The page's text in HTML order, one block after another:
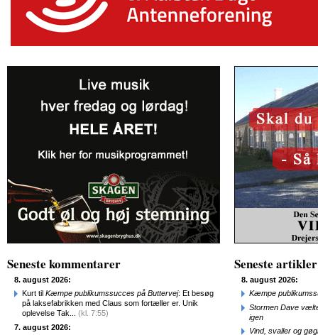
Seneste kommentarer
8. august 2026:
Kurt til Kæmpe publikumssucces på Buttervej: Et besøg
på laksefabrikken med Claus som fortæller er. Unik
oplevelse Tak... (kl. 7:55)
7. august 2026:
Seneste artikler
8. august 2026:
Kæmpe
Stormen Dave
igen
Vind, svaller og